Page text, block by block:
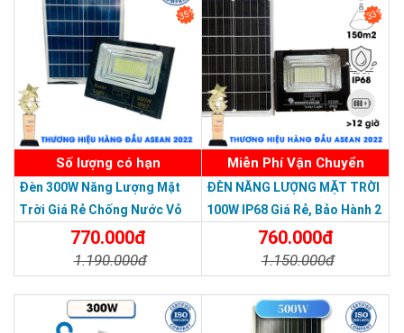
35%
Số lượng có hạn
Đèn 300W Năng Lượng Mặt
Trời Giá Rẻ Chống Nước Vỏ
Nhôm Đúc770.000đ
1.190.000đ
33%
Miễn Phí Vận Chuyển
ĐÈN NĂNG LƯỢNG MẶT TRỜI
100W IP68 Giá Rẻ, Bảo Hành 2
760.000đ
1.150.000đ